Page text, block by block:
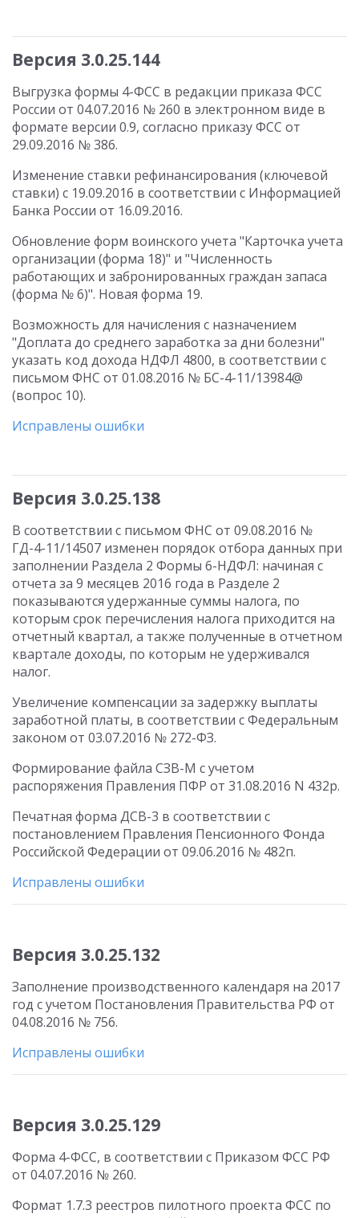
Версия 3.0.25.144
Выгрузка формы 4-ФСС в редакции приказа ФСС
России от 04.07.2016 № 260 в электронном виде в
формате версии 0.9, согласно приказу ФСС от
29.09.2016 № 386.
Изменение ставки рефинансирования (ключевой
ставки) с 19.09.2016 в соответствии с Информацией
Банка России от 16.09.2016.
Обновление форм воинского учета "Карточка учета
организации (форма 18)" и "Численность
работающих и забронированных граждан запаса
(форма № 6)". Новая форма 19.
Возможность для начисления с назначением
"Доплата до среднего заработка за дни болезни"
указать код дохода НДФЛ 4800, в соответствии с
письмом ФНС от 01.08.2016 № БС-4-11/13984@
(вопрос 10).
Исправлены ошибки
Версия 3.0.25.138
В соответствии с письмом ФНС от 09.08.2016 №
ГД-4-11/14507 изменен порядок отбора данных при
заполнении Раздела 2 Формы 6-НДФЛ: начиная с
отчета за 9 месяцев 2016 года в Разделе 2
показываются удержанные суммы налога, по
которым срок перечисления налога приходится на
отчетный квартал, а также полученные в отчетном
квартале доходы, по которым не удерживался
налог.
Увеличение компенсации за задержку выплаты
заработной платы, в соответствии с Федеральным
законом от 03.07.2016 № 272-ФЗ.
Формирование файла СЗВ-М с учетом
распоряжения Правления ПФР от 31.08.2016 N 432р.
Печатная форма ДСВ-3 в соответствии с
постановлением Правления Пенсионного Фонда
Российской Федерации от 09.06.2016 № 482п.
Исправлены ошибки
Версия 3.0.25.132
Заполнение производственного календаря на 2017
год с учетом Постановления Правительства РФ от
04.08.2016 № 756.
Исправлены ошибки
Версия 3.0.25.129
Форма 4-ФСС, в соответствии с Приказом ФСС РФ
от 04.07.2016 № 260.
Формат 1.7.3 реестров пилотного проекта ФСС по